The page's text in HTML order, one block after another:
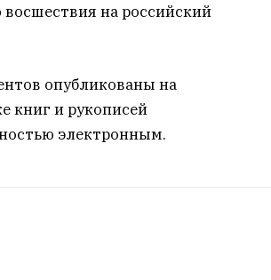
на российский
опубликованы на
книг и рукописей
электронным.